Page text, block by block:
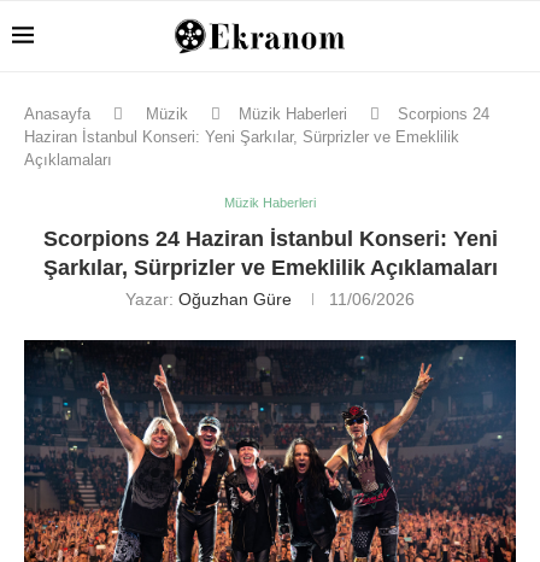
Anasayfa Müzik Müzik Haberleri
Scorpions 24
Haziran İstanbul Konseri: Yeni Şarkılar, Sürprizler ve Emeklilik
Açıklamaları
Müzik Haberleri
Scorpions 24 Haziran İstanbul Konseri: Yeni
Şarkılar, Sürprizler ve Emeklilik Açıklamaları
Yazar: Oğuzhan Güre 11/06/2026